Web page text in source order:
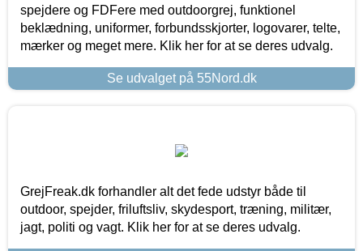
spejdere og FDFere med outdoorgrej, funktionel
beklædning, uniformer, forbundsskjorter, logovarer, telte,
mærker og meget mere. Klik her for at se deres udvalg.
Se udvalget på 55Nord.dk
GrejFreak.dk forhandler alt det fede udstyr både til
outdoor, spejder, friluftsliv, skydesport, træning, militær,
jagt, politi og vagt. Klik her for at se deres udvalg.